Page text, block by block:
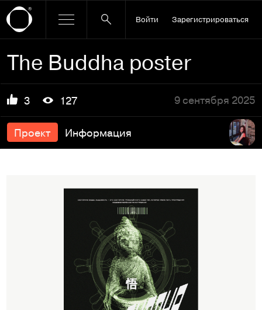
Войти Зарегистрироваться
The Buddha poster
3 127 9 сентября 2025
Проект Информация